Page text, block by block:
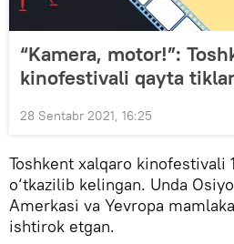
“Kamera, motor!”:
kinofestivali qayta
28 Sentabr 2021, 16:25
Toshkent xalqaro kinofestivali
o‘tkazilib kelingan. Unda
Amerkasi va Yevropa
ishtirok etgan.